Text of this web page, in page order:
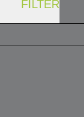
FILTER